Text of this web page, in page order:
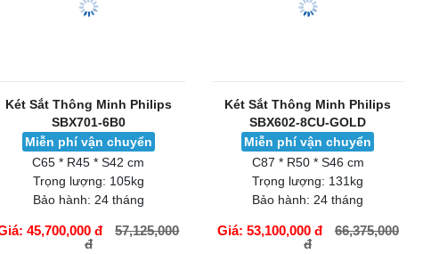
Két Sắt Thông Minh Philips
SBX701-6B0
Miễn phí vận chuyển
C65 * R45 * S42 cm
Trọng lượng:
Két Sắt Thông Minh Philips
SBX602-8CU-GOLD
Miễn phí vận chuyển
C87 * R50 * S46 cm
Trọng lượng: